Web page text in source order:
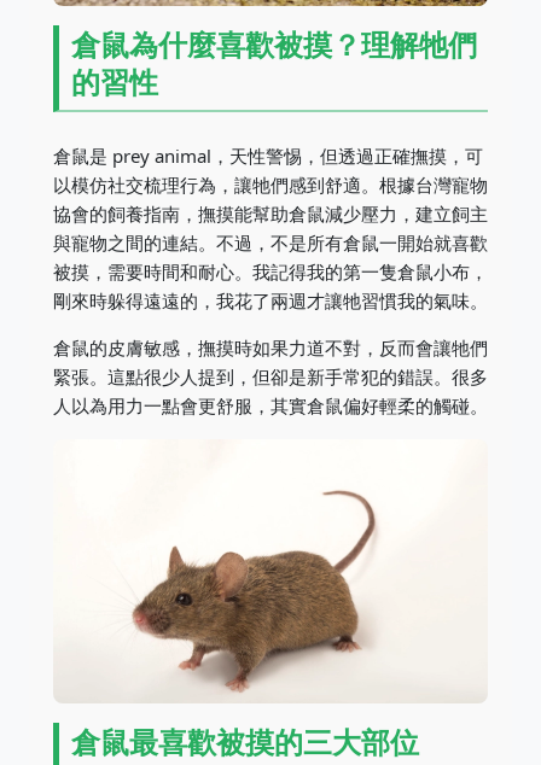
倉鼠為什麼喜歡被摸？理解牠們
的習性
倉鼠是 prey animal，天性警惕，但透過正確撫摸，可
以模仿社交梳理行為，讓牠們感到舒適。根據台灣寵物
協會的飼養指南，撫摸能幫助倉鼠減少壓力，建立飼主
與寵物之間的連結。不過，不是所有倉鼠一開始就喜歡
被摸，需要時間和耐心。我記得我的第一隻倉鼠小布，
剛來時躲得遠遠的，我花了兩週才讓牠習慣我的氣味。
倉鼠的皮膚敏感，撫摸時如果力道不對，反而會讓牠們
緊張。這點很少人提到，但卻是新手常犯的錯誤。很多
人以為用力一點會更舒服，其實倉鼠偏好輕柔的觸碰。
倉鼠最喜歡被摸的三大部位